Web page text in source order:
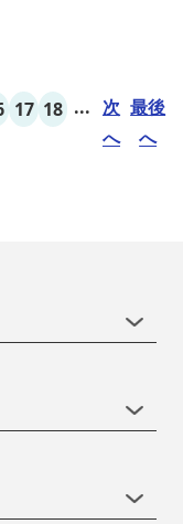
17 18 ... 次
へ
最後
へ